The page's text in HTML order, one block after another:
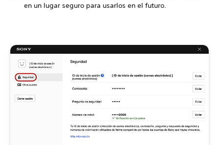
en un lugar seguro para usarlos en el futuro.